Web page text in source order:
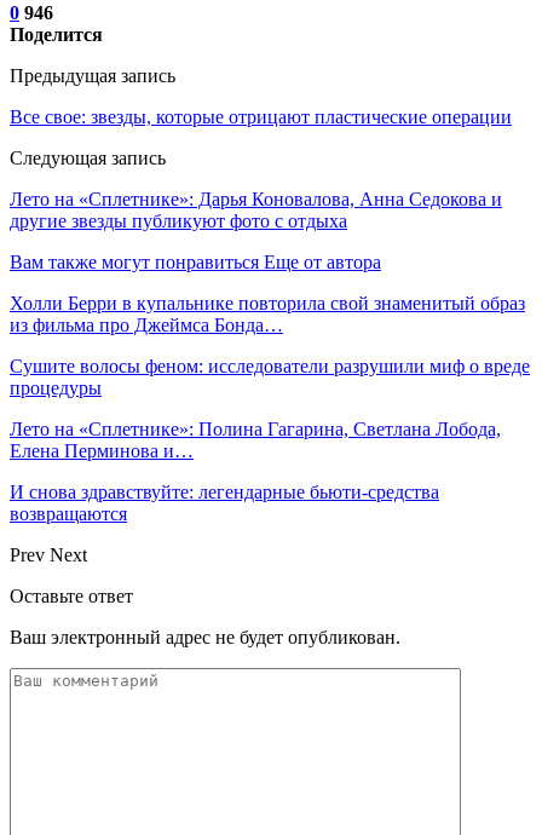
0 946
Поделится
Предыдущая запись
Все свое: звезды, которые отрицают пластические операции
Следующая запись
Лето на «Сплетнике»: Дарья Коновалова, Анна Седокова и
другие звезды публикуют фото с отдыха
Вам также могут понравиться Еще от автора
Холли Берри в купальнике повторила свой знаменитый образ
из фильма про Джеймса Бонда…
Сушите волосы феном: исследователи разрушили миф о вреде
процедуры
Лето на «Сплетнике»: Полина Гагарина, Светлана Лобода,
Елена Перминова и…
И снова здравствуйте: легендарные бьюти-средства
возвращаются
Prev Next
Оставьте ответ
Ваш электронный адрес не будет опубликован.